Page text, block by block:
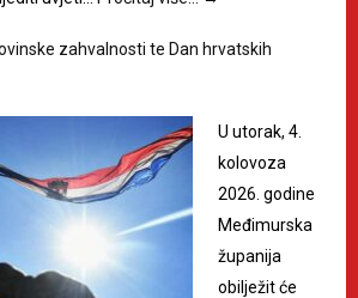
zahvalnosti te Dan hrvatskih
U utorak, 4.
kolovoza
2026. godine
Međimurska
županija
obilježit će